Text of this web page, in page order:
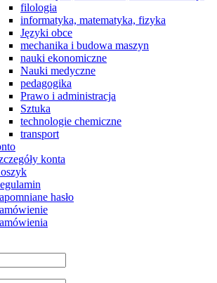
filologia
informatyka, matematyka, fizyka
Języki obce
mechanika i budowa maszyn
nauki ekonomiczne
Nauki medyczne
pedagogika
Prawo i administracja
Sztuka
technologie chemiczne
transport
konta
hasło